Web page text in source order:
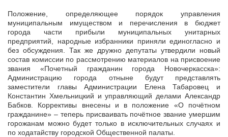
Положение, определяющее порядок управления
муниципальным имуществом и перечисления в бюджет
города части прибыли муниципальных унитарных
предприятий, народные избранники приняли единогласно и
без обсуждения. Так же дружно депутаты утвердили новый
состав комиссии по рассмотрению материалов на присвоение
звания «Почетный гражданин города Новочеркасска»:
Администрацию города отныне будут представлять
заместители главы Администрации Елена Табаровец и
Константин Хмельницкий и управляющий делами Александр
Бабков. Коррективы внесены и в положение «О почётном
гражданине» – теперь присваивать почётное звание умершим
горожанам можно будет только в исключительных случаях и
по ходатайству городской Общественной палаты.